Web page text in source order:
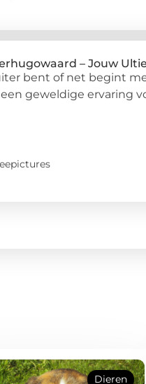
– Jouw
bent of net begint
geweldige ervaring
Dieren